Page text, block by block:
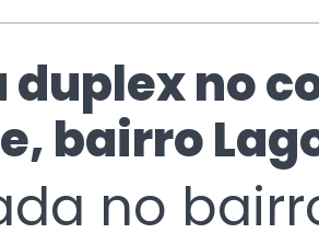
duplex no
bairro
no